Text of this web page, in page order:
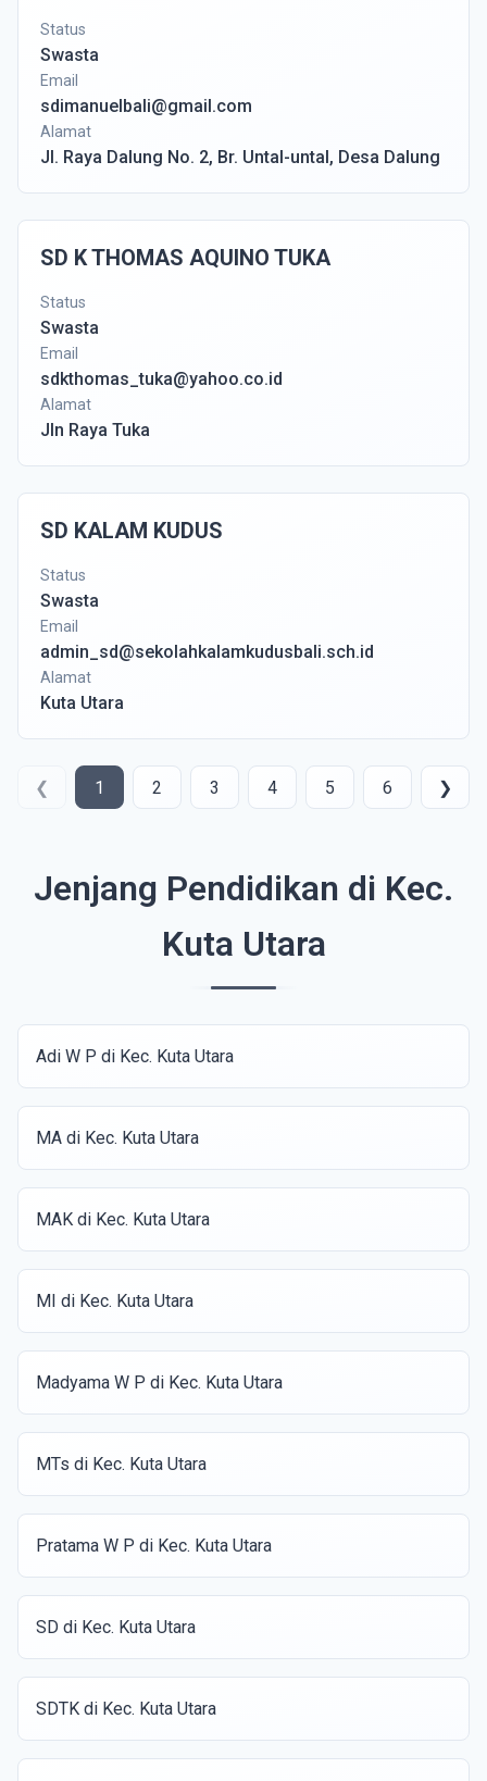
Status
Swasta
Email
sdimanuelbali@gmail.com
Alamat
Jl. Raya Dalung No. 2, Br. Untal-untal, Desa Dalung
SD K THOMAS AQUINO TUKA
Status
Swasta
Email
sdkthomas_tuka@yahoo.co.id
Alamat
Jln Raya Tuka
SD KALAM KUDUS
Status
Swasta
Email
admin_sd@sekolahkalamkudusbali.sch.id
Alamat
Kuta Utara
❮ 1 2 3 4 5 6 ❯
Jenjang Pendidikan di Kec.
Kuta Utara
Adi W P di Kec. Kuta Utara
MA di Kec. Kuta Utara
MAK di Kec. Kuta Utara
MI di Kec. Kuta Utara
Madyama W P di Kec. Kuta Utara
MTs di Kec. Kuta Utara
Pratama W P di Kec. Kuta Utara
SD di Kec. Kuta Utara
SDTK di Kec. Kuta Utara